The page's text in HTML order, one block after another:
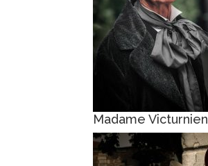
Madame Victurnien